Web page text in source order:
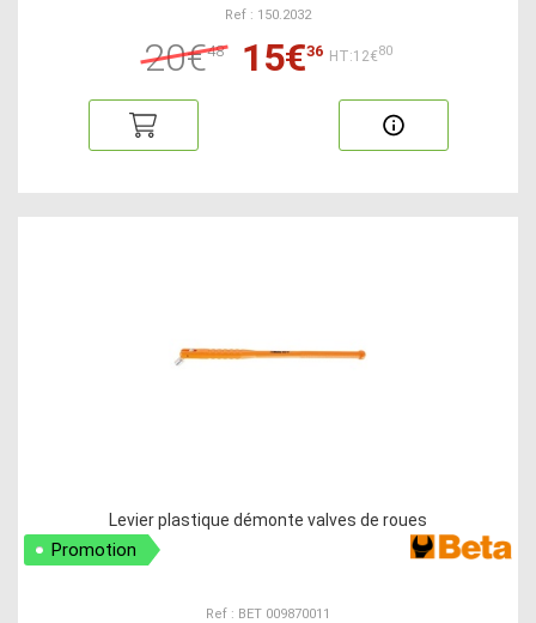
Ref : 150.2032
20€48 15€36 HT:12€80
Levier plastique démonte valves de roues
Promotion
Ref : BET 009870011